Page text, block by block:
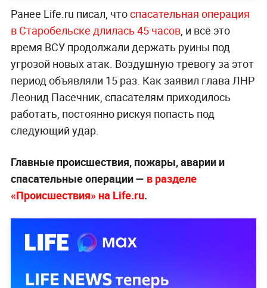
Ранее Life.ru писал, чтоспасательная операция
в Старобельске длилась 45 часов, и всё это
время ВСУ продолжали держать руины под
угрозой новых атак. Воздушную тревогу за этот
период объявляли 15 раз. Как заявил глава ЛНР
Леонид Пасечник, спасателям приходилось
работать, постоянно рискуя попасть под
следующий удар.
Главные происшествия, пожары, аварии и
спасательные операции — в разделе
«Происшествия» на Life.ru.